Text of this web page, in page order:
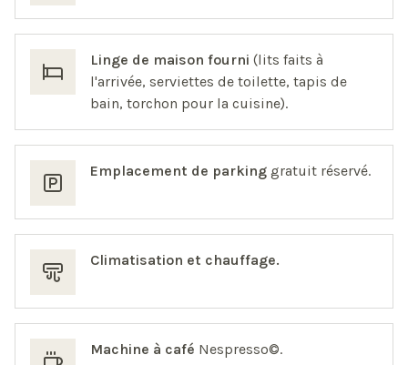
Linge de maison fourni (lits faits à
l'arrivée, serviettes de toilette, tapis de
bain, torchon pour la cuisine).
Emplacement de parking gratuit réservé.
Climatisation et chauffage.
Machine à café Nespresso©.